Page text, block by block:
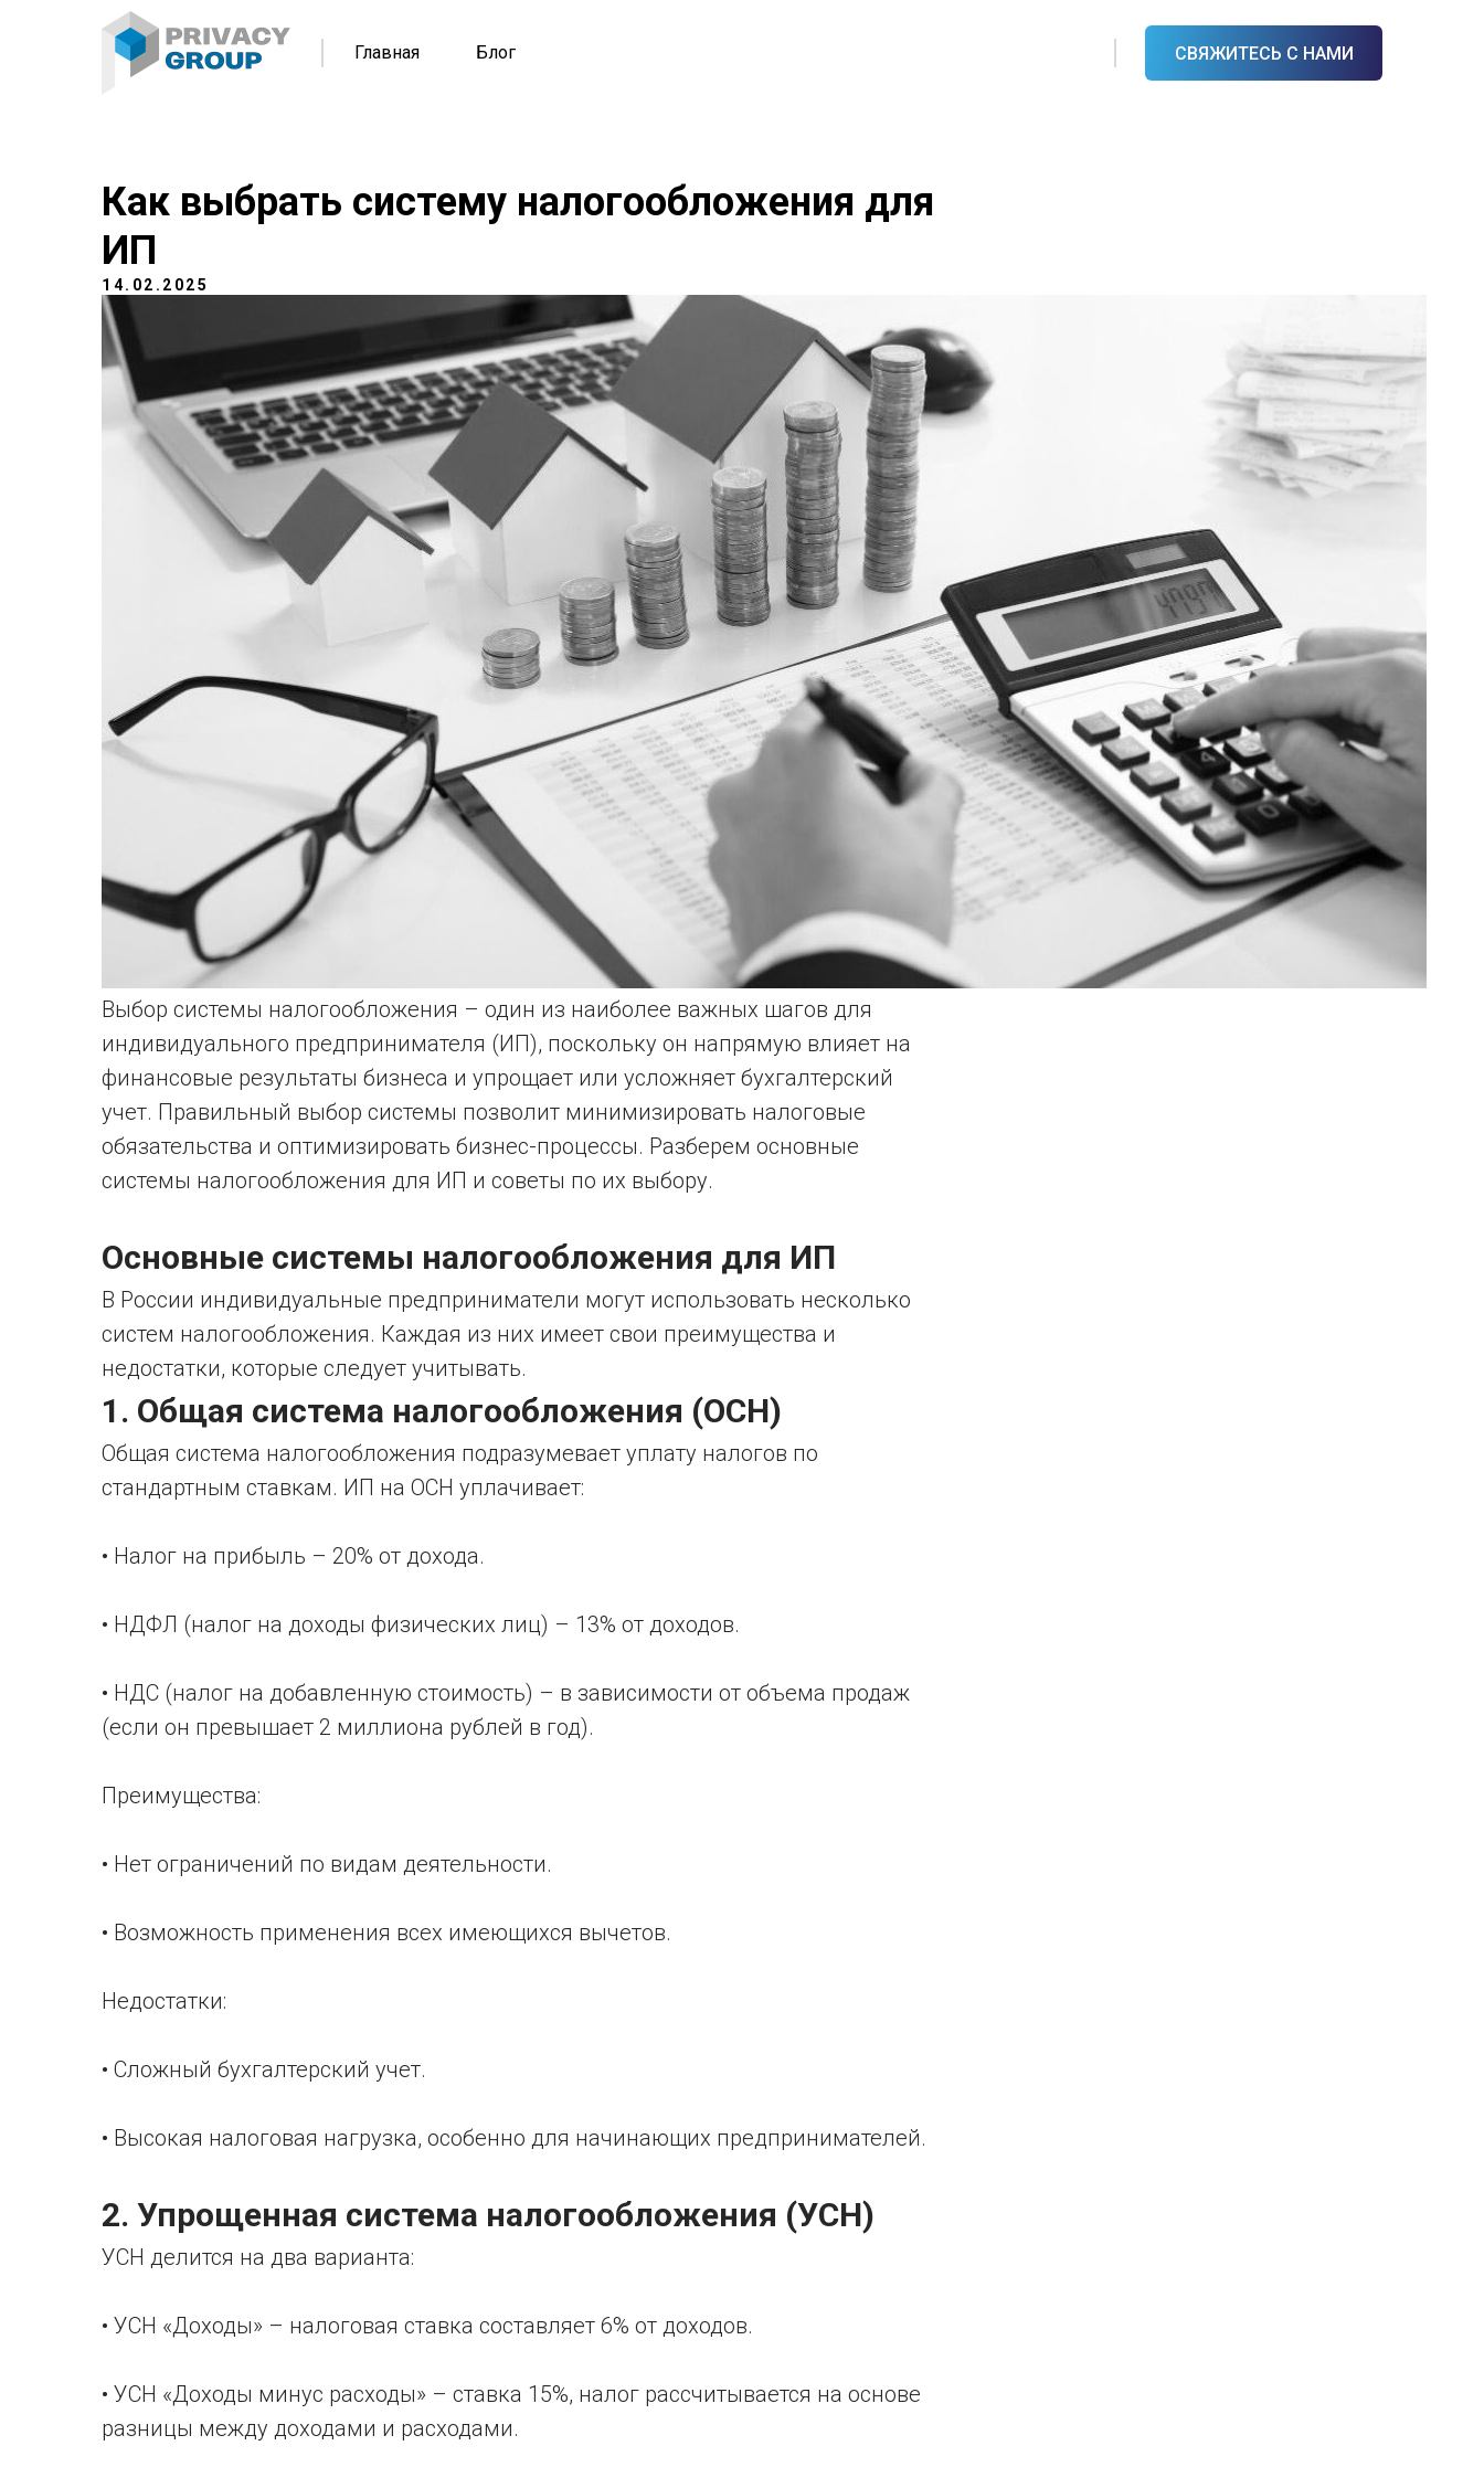
Главная СВЯЖИТЕСЬ С НАМИ
Блог
Как выбрать систему налогообложения для
ИП
14.02.2025
Выбор системы налогообложения – один из наиболее важных шагов для
индивидуального предпринимателя (ИП), поскольку он напрямую влияет на
финансовые результаты бизнеса и упрощает или усложняет бухгалтерский
учет. Правильный выбор системы позволит минимизировать налоговые
обязательства и оптимизировать бизнес-процессы. Разберем основные
системы налогообложения для ИП и советы по их выбору.
Основные системы налогообложения для ИП
В России индивидуальные предприниматели могут использовать несколько
систем налогообложения. Каждая из них имеет свои преимущества и
недостатки, которые следует учитывать.
1. Общая система налогообложения (ОСН)
Общая система налогообложения подразумевает уплату налогов по
стандартным ставкам. ИП на ОСН уплачивает:
• Налог на прибыль – 20% от дохода.
• НДФЛ (налог на доходы физических лиц) – 13% от доходов.
• НДС (налог на добавленную стоимость) – в зависимости от объема продаж
(если он превышает 2 миллиона рублей в год).
Преимущества:
• Нет ограничений по видам деятельности.
• Возможность применения всех имеющихся вычетов.
Недостатки:
• Сложный бухгалтерский учет.
• Высокая налоговая нагрузка, особенно для начинающих предпринимателей.
2. Упрощенная система налогообложения (УСН)
УСН делится на два варианта:
• УСН «Доходы» – налоговая ставка составляет 6% от доходов.
• УСН «Доходы минус расходы» – ставка 15%, налог рассчитывается на основе
разницы между доходами и расходами.